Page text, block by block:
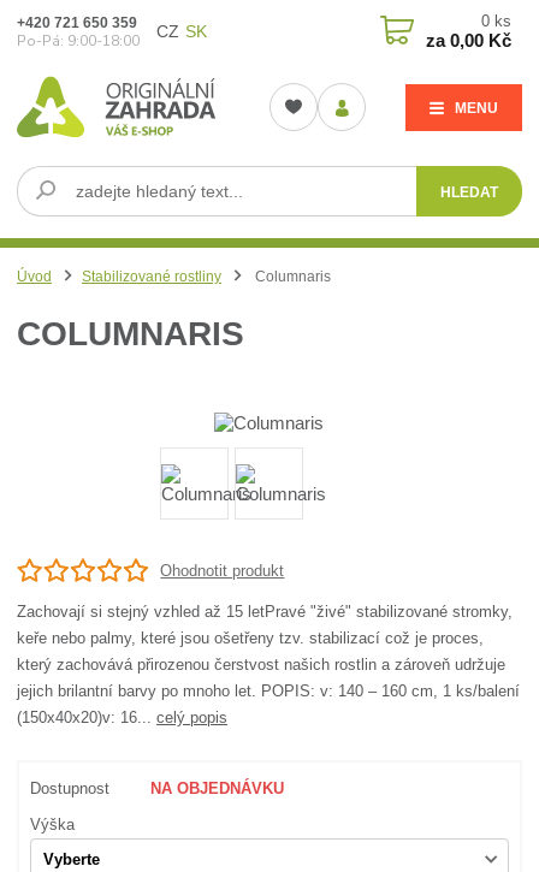
CZ SK
MENU
HLEDAT
+420 721 650 359
Po-Pá: 9:00-18:00
0 ks
za0,00 Kč
Úvod Stabilizované rostliny Columnaris
COLUMNARIS
Ohodnotit produkt
Zachovají si stejný vzhled až 15 letPravé "živé" stabilizované stromky,
keře nebo palmy, které jsou ošetřeny tzv. stabilizací což je proces,
který zachovává přirozenou čerstvost našich rostlin a zároveň udržuje
jejich brilantní barvy po mnoho let. POPIS: v: 140 – 160 cm, 1 ks/balení
(150x40x20)v: 16...celý popis
Dostupnost NA OBJEDNÁVKU
Výška